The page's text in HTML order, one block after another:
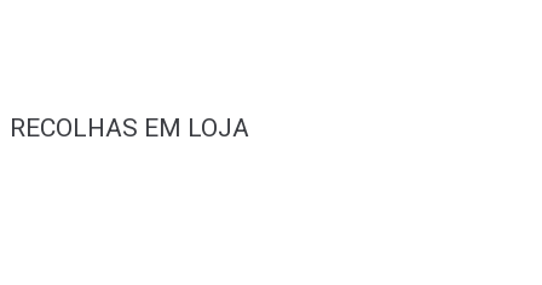
RECOLHAS EM LOJA